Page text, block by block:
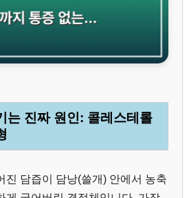
는 진짜 원인: 콜레스테롤
진 담즙이 담낭(쓸개) 안에서 농축